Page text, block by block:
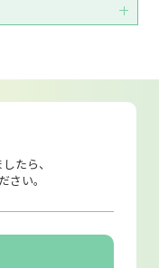
たら、
さい。